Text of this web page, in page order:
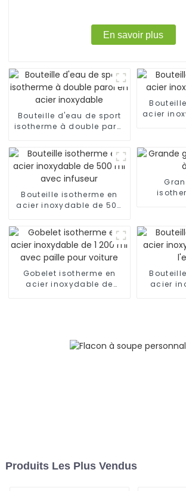
En savoir plus
Bouteille d'eau de sport
isotherme à double paroi
acier
Bouteille isotherme en
acier inoxydable de 500
Gobelet isotherme en
acier inoxydable de
acier
Produits Les Plus Vendus